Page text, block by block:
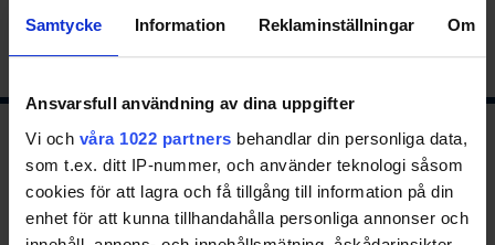
Samtycke Information Reklaminställningar Om
Ansvarsfull användning av dina uppgifter
Vi och våra 1022 partners behandlar din personliga data,
som t.ex. ditt IP-nummer, och använder teknologi såsom
cookies för att lagra och få tillgång till information på din
enhet för att kunna tillhandahålla personliga annonser och
Ishockeyns huvudsponsor